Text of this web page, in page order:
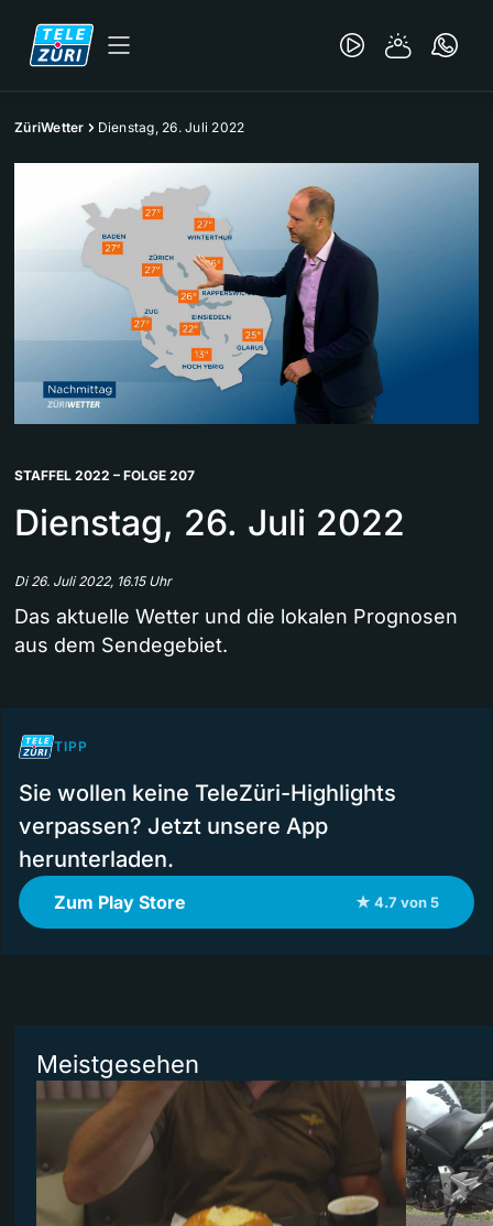
ZüriWetter Dienstag, 26. Juli 2022
STAFFEL 2022 – FOLGE 207
Dienstag, 26. Juli 2022
Di 26. Juli 2022, 16.15 Uhr
Das aktuelle Wetter und die lokalen Prognosen
aus dem Sendegebiet.
TIPP
Sie wollen keine TeleZüri-Highlights
verpassen? Jetzt unsere App
herunterladen.
Zum Play Store ★ 4.7 von 5
Meistgesehen